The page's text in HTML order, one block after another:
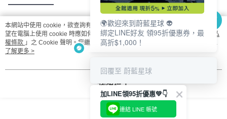
熱門標籤
本網站中使用 cookie，欲查詢有關本網站使用 cookie 方式之詳情，及若您不希
望在電腦上使用 cookie 時應如何變更電腦的 cookie 設定，請參閱本網站「
隱私
權條款 」之 Cookie 聲明。您繼續使用本網站即表示您同意本公司得按本網站使
用條款之 Cookie 聲明使用 cookie。
了解更多 >
我知道了
🌍歡迎來到蔚藍星球 👽
綁定LINE好友 領95折優惠券，最
高折$1,000！
回覆至 蔚藍星球
加LINE領95折優惠💚👇
連結 LINE 帳號